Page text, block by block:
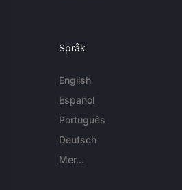
Språk
English
Español
Português
Deutsch
Mer...